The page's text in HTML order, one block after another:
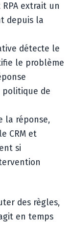
RPA extrait un
depuis la
détecte le
le problème
politique de
la réponse,
CRM et
si
des règles,
en temps